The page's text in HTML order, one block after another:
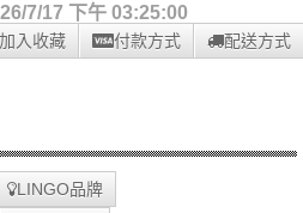
7/17 下午 03:25:00
加入收藏 付款方式 配送方式
LINGO品牌